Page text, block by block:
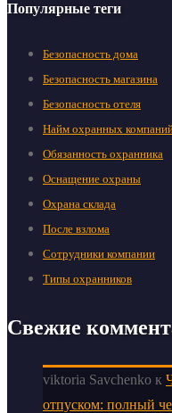
Популярные теги
Безопасность дома
Безопасность магазина
Безопасность отеля
Найм охранных
Обязанность охранника
Оснащение охраны
Охрана склада
После взлома
Сотрудники компании
Типы охранников
Свежие
viktoria Savchenko к
отпуском: полный